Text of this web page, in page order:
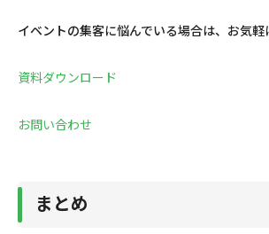
イベントの集客に悩んでいる場合は、お気軽
資料ダウンロード
お問い合わせ
まとめ